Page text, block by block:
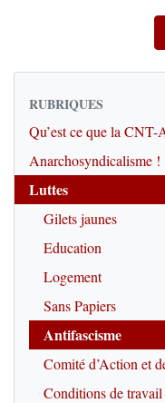
RUBRIQUES
Qu’est ce que la CNT-
Anarchosyndicalisme !
Luttes
Gilets jaunes
Education
Logement
Sans Papiers
Antifascisme
Comité d’Action et
Conditions de travail